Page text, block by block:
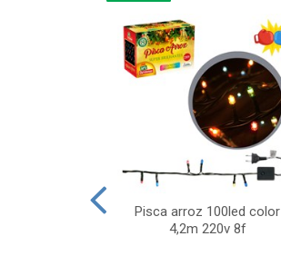
Pisca arroz 100led color
4,2m 220v 8f